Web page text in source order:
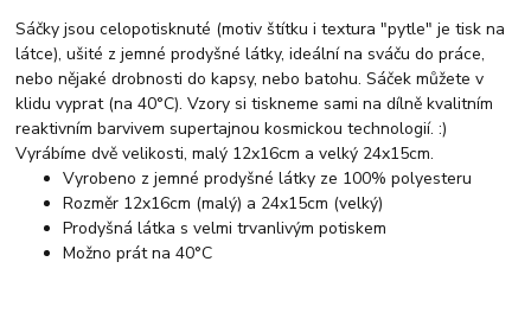
Sáčky jsou celopotisknuté (motiv štítku i textura "pytle" je tisk na
látce), ušité z jemné prodyšné látky, ideální na sváču do práce,
nebo nějaké drobnosti do kapsy, nebo batohu. Sáček můžete v
klidu vyprat (na 40°C). Vzory si tiskneme sami na dílně kvalitním
reaktivním barvivem supertajnou kosmickou technologií. :)
Vyrábíme dvě velikosti, malý 12x16cm a velký 24x15cm.
Vyrobeno z jemné prodyšné látky ze 100% polyesteru
Rozměr 12x16cm (malý) a 24x15cm (velký)
Prodyšná látka s velmi trvanlivým potiskem
Možno prát na 40°C